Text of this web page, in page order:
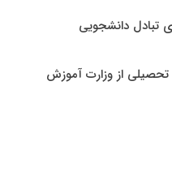
تبادل دانشجویی
از وزارت آموزش